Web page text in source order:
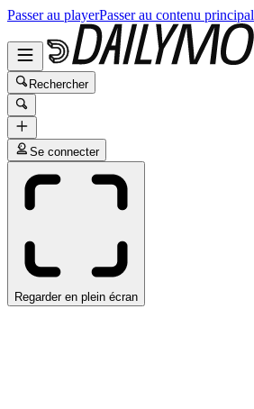
Passer au playerPasser au contenu principal
Rechercher
Se connecter
Regarder en plein écran